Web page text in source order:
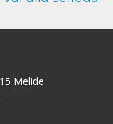
Melide